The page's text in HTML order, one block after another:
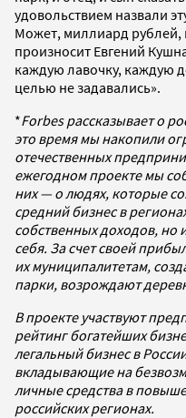
удовольствием назвали
Может, миллиард
произносит Евгений
каждую лавочку, каждую
целью не задавались».
*Forbes рассказывает о
это время мы накопили
отечественных
ежегодном проекте мы
них — о людях, которые
средний бизнес в
собственных доходов, но
себя. За счет своей
их муниципалитетам,
парки, возрождают
В проекте участвуют
рейтинг богатейших
легальный бизнес в
вкладывающие на
личные средства в
российских регионах.